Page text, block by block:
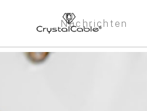
Nachrichten